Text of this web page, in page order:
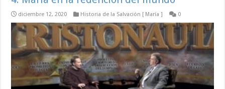
diciembre 12, 2020 Historia de la Salvación [ María ] 0